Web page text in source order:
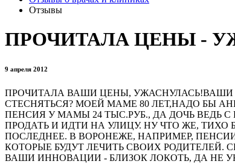
Отзывы
ПРОЧИТАЛА ЦЕНЫ -
9 апреля 2012
ПРОЧИТАЛА ВАШИ ЦЕНЫ, УЖАСНУЛАСЬ!ВАШИ
СТЕСНЯТЬСЯ? МОЕЙ МАМЕ 80 ЛЕТ,НАДО БЫ
ПЕНСИЯ У МАМЫ 24 ТЫС.РУБ., ДА ДОЧЬ ВЕДЬ
ПРОДАТЬ И ИДТИ НА УЛИЦУ. НУ ЧТО ЖЕ,
ПОСЛЕДНЕЕ. В ВОРОНЕЖЕ, НАПРИМЕР,
КОТОРЫЕ БУДУТ ЛЕЧИТЬ СВОИХ
ВАШИ ИННОВАЦИИ - БЛИЗОК ЛОКОТЬ, ДА НЕ